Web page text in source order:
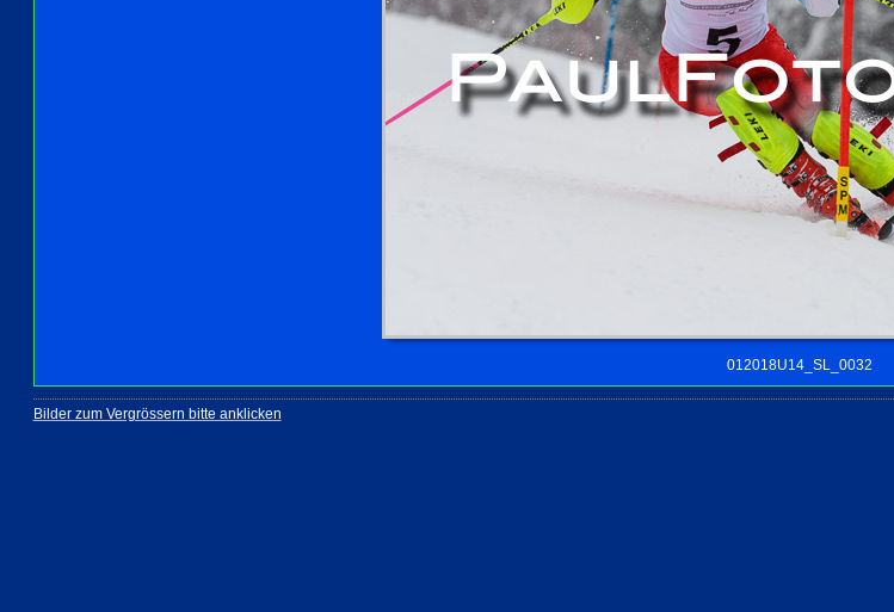
012018U14_SL_0032
Bilder zum Vergrössern bitte anklicken